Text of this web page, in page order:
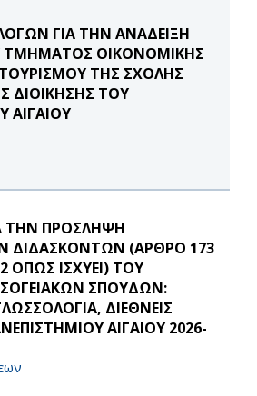
ΓΙΑ ΤΗΝ ΑΝΑΔΕΙΞΗ
ΤΜΗΜΑΤΟΣ ΟΙΚΟΝΟΜΙΚΗΣ
ΤΟΥΡΙΣΜΟΥ ΤΗΣ ΣΧΟΛΗΣ
ΔΙΟΙΚΗΣΗΣ ΤΟΥ
ΑΙΓΑΙΟΥ
ΤΗΝ ΠΡΟΣΛΗΨΗ
ΔΙΔΑΣΚΟΝΤΩΝ (ΑΡΘΡΟ 173
ΟΠΩΣ ΙΣΧΥΕΙ) ΤΟΥ
ΣΠΟΥΔΩΝ:
ΔΙΕΘΝΕΙΣ
ΑΙΓΑΙΟΥ 2026-